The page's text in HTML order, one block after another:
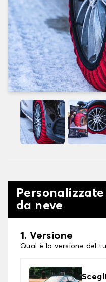
da neve
1. Versione
Qual è la versione del